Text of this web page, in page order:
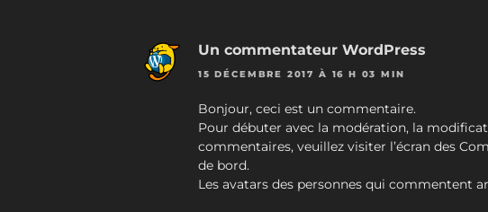
Un commentateur WordPress
15 DÉCEMBRE 2017 À 16 H 03 MIN
Bonjour, ceci est un commentaire.
Pour débuter avec la modération, la
commentaires, veuillez visiter l’écran des
de bord.
Les avatars des personnes qui commentent